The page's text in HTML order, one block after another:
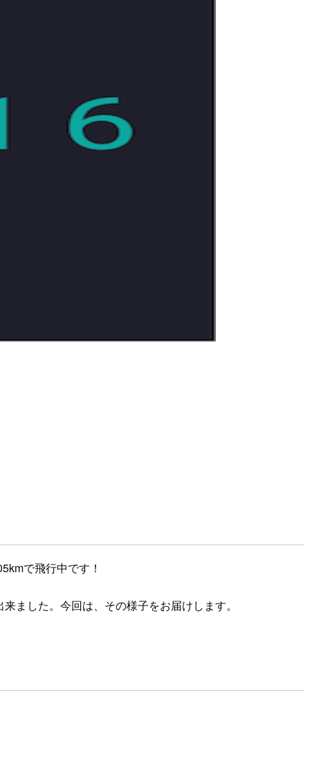
で飛行中です！
ました。今回は、その様子をお届けします。